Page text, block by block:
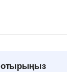
отырыңыз